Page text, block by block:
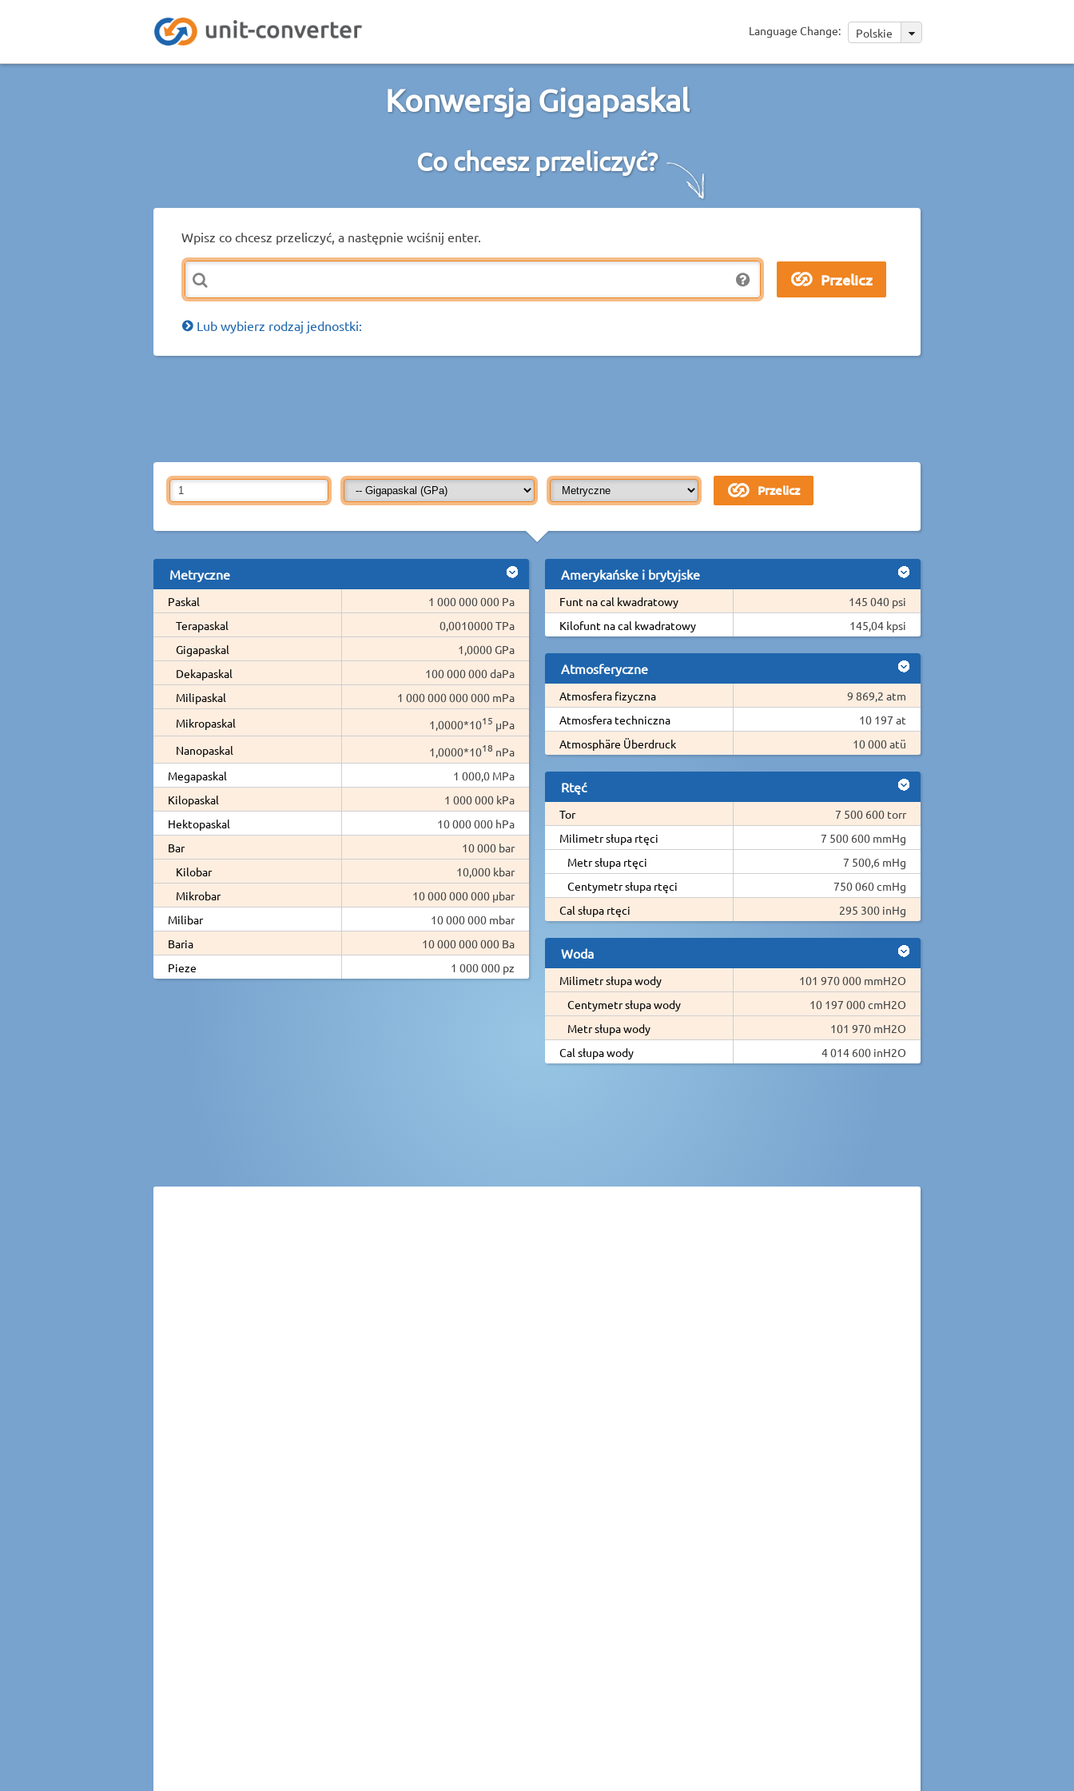
Language Change: Polskie
Konwersja Gigapaskal
Co chcesz przeliczyć?
Wpisz co chcesz przeliczyć, a następnie wciśnij enter.
Lub wybierz rodzaj jednostki:
Metryczne
Paskal
1 000 000 000 Pa
Terapaskal
0,0010000 TPa
Gigapaskal
1,0000 GPa
Dekapaskal
100 000 000 daPa
Milipaskal
1 000 000 000 000 mPa
Mikropaskal
1,0000*1015 µPa
Nanopaskal
1,0000*1018 nPa
Megapaskal
1 000,0 MPa
Kilopaskal
1 000 000 kPa
Hektopaskal
10 000 000 hPa
Bar
10 000 bar
Kilobar
10,000 kbar
Mikrobar
10 000 000 000 µbar
Milibar
10 000 000 mbar
Baria
10 000 000 000 Ba
Pieze
1 000 000 pz
Amerykańske i brytyjske
Funt na cal kwadratowy
145 040 psi
Kilofunt na cal kwadratowy
145,04 kpsi
Atmosferyczne
Atmosfera fizyczna
9 869,2 atm
Atmosfera techniczna
10 197 at
Atmosphäre Überdruck
10 000 atü
Rtęć
Tor
7 500 600 torr
Milimetr słupa rtęci
7 500 600 mmHg
Metr słupa rtęci
7 500,6 mHg
Centymetr słupa rtęci
750 060 cmHg
Cal słupa rtęci
295 300 inHg
Woda
Milimetr słupa wody
101 970 000 mmH2O
Centymetr słupa wody
10 197 000 cmH2O
Metr słupa wody
101 970 mH2O
Cal słupa wody
4 014 600 inH2O